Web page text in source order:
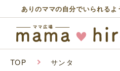
ありのママの自分でいられる
TOP サンタ